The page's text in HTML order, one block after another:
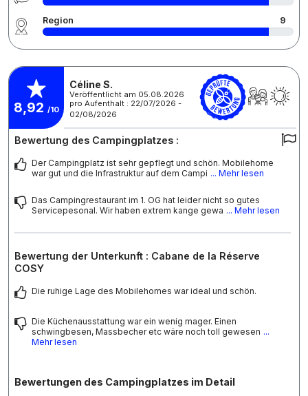
Region 9
8,92 /10
Céline S.
Veröffentlicht am 05.08.2026
pro Aufenthalt : 22/07/2026 -
02/08/2026
Bewertung des Campingplatzes :
Der Campingplatz ist sehr gepflegt und schön. Mobilehome
war gut und die Infrastruktur auf dem Campi ... Mehr lesen
Das Campingrestaurant im 1. OG hat leider nicht so gutes
Servicepesonal. Wir haben extrem kange gewa ... Mehr lesen
Bewertung der Unterkunft : Cabane de la Réserve
COSY
Die ruhige Lage des Mobilehomes war ideal und schön.
Die Küchenausstattung war ein wenig mager. Einen
schwingbesen, Massbecher etc wäre noch toll gewesen ...
Mehr lesen
Bewertungen des Campingplatzes im Detail